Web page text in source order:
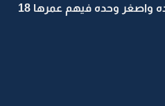
واصغر وحده فيهم عمرها 18